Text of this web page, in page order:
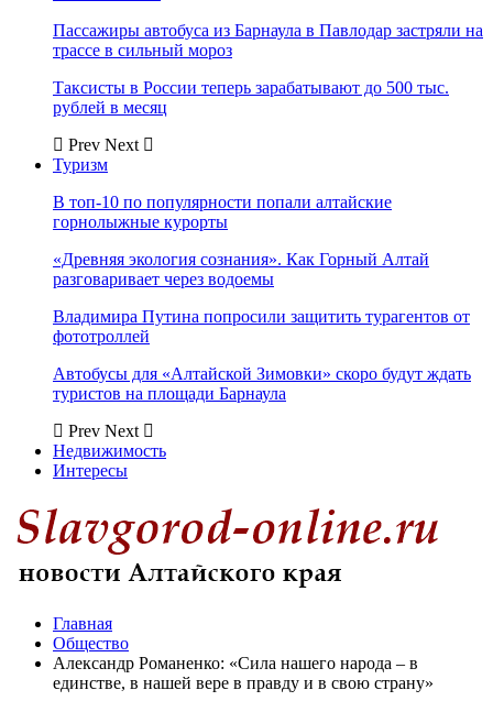
Пассажиры автобуса из Барнаула в Павлодар застряли на
трассе в сильный мороз
Таксисты в России теперь зарабатывают до 500 тыс.
рублей в месяц
Prev Next
Туризм
В топ-10 по популярности попали алтайские
горнолыжные курорты
«Древняя экология сознания». Как Горный Алтай
разговаривает через водоемы
Владимира Путина попросили защитить турагентов от
фототроллей
Автобусы для «Алтайской Зимовки» скоро будут ждать
туристов на площади Барнаула
Prev Next
Недвижимость
Интересы
Главная
Общество
Александр Романенко: «Сила нашего народа – в
единстве, в нашей вере в правду и в свою страну»